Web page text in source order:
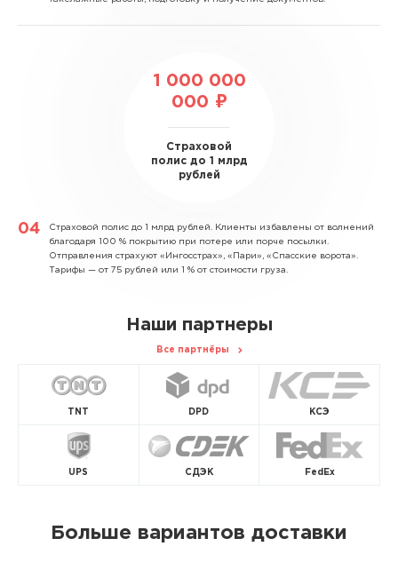
1 000 000
000 ₽
Страховой
полис до 1 млрд
рублей
Страховой полис до 1 млрд рублей. Клиенты избавлены от волнений
благодаря 100 % покрытию при потере или порче посылки.
Отправления страхуют «Ингосстрах», «Пари», «Спасские ворота».
Тарифы — от 75 рублей или 1 % от стоимости груза.
Наши партнеры
Все партнёры
TNT DPD КСЭ
UPS СДЭК FedEx
Больше вариантов доставки